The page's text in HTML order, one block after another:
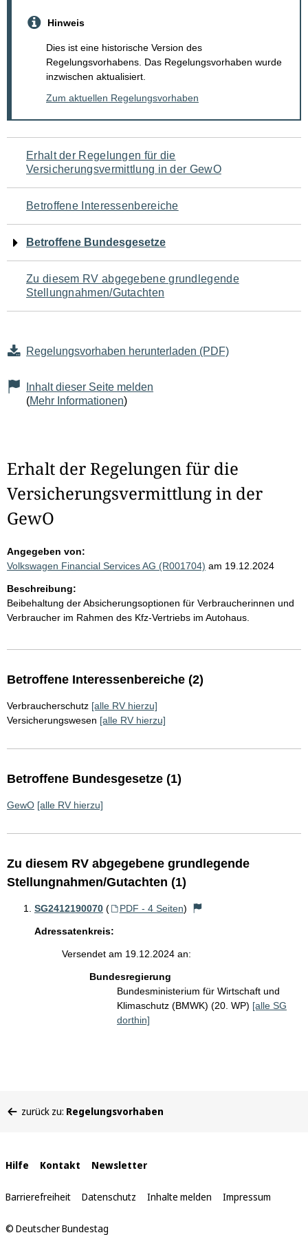
Hinweis
Dies ist eine historische Version des
Regelungsvorhabens. Das Regelungsvorhaben wurde
inzwischen aktualisiert.
Zum aktuellen Regelungsvorhaben
Navigation
für
den
Seiteninhalt
Erhalt der Regelungen für die
Versicherungsvermittlung in der GewO
Betroffene Interessenbereiche
Betroffene Bundesgesetze
Zu diesem RV abgegebene grundlegende
Stellungnahmen/Gutachten
Regelungsvorhaben herunterladen (PDF)
Inhalt dieser Seite melden
(Mehr Informationen)
Erhalt der Regelungen für die
Versicherungsvermittlung in der
GewO
Angegeben von:
Volkswagen Financial Services AG (R001704) am 19.12.2024
Beschreibung:
Beibehaltung der Absicherungsoptionen für Verbraucherinnen und
Verbraucher im Rahmen des Kfz-Vertriebs im Autohaus.
Betroffene Interessenbereiche (2)
Verbraucherschutz [alle RV hierzu]
Versicherungswesen [alle RV hierzu]
Betroffene Bundesgesetze (1)
GewO [alle RV hierzu]
Zu diesem RV abgegebene grundlegende
Stellungnahmen/Gutachten (1)
SG2412190070 ( PDF - 4 Seiten)
Adressatenkreis:
Versendet am 19.12.2024 an:
Bundesregierung
Bundesministerium für Wirtschaft und
Klimaschutz (BMWK) (20. WP) [alle SG
dorthin]
befinden
zurück zu: Regelungsvorhaben
Interne
Links
Hilfe Kontakt Newsletter
Barrierefreiheit Datenschutz Inhalte melden Impressum
© Deutscher Bundestag